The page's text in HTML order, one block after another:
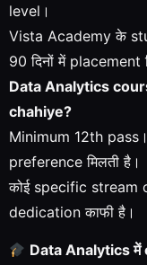
level।
Vista Academy के
90 दिनों में placement
Data Analytics
chahiye?
Minimum 12th
preference मिलती है।
कोई specific stream
dedication काफी है।
Data Analytics में